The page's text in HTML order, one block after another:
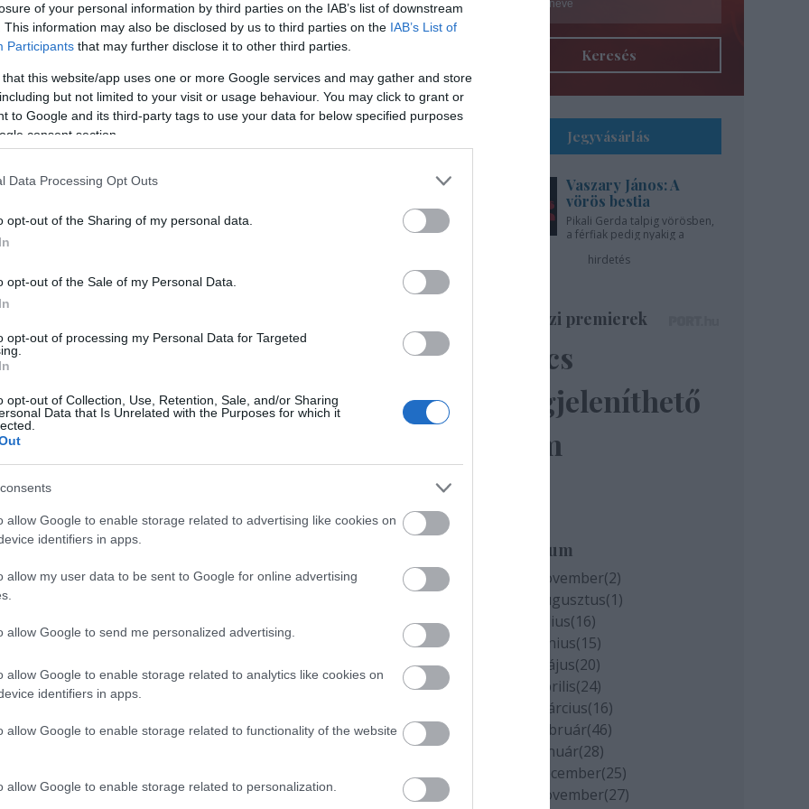
of your personal information by third parties on the IAB’s list of downstream
This information may also be disclosed by us to third parties on the IAB’s List of
Participants that may further disclose it to other third parties.
that this website/app uses one or more Google services and may gather and store
but not limited to your visit or usage behaviour. You may click to grant or
to Google and its third-party tags to use your data for below specified purposes
consent section.
Data Processing Opt Outs
opt-out of the Sharing of my personal data.
opt-out of the Sale of my Personal Data.
opt-out of processing my Personal Data for Targeted
opt-out of Collection, Use, Retention, Sale, and/or Sharing
Data that Is Unrelated with the Purposes for which it
allow Google to enable storage related to advertising like cookies on
identifiers in apps.
allow my user data to be sent to Google for online advertising
allow Google to send me personalized advertising.
allow Google to enable storage related to analytics like cookies on
identifiers in apps.
allow Google to enable storage related to functionality of the website
allow Google to enable storage related to personalization.
Sodró Eliza: "Színészként a katarzist nem
tudjuk garantálni"
„Ilyen rendkívüli és teljesen egyedi helyzettel
még nem kellett szembenéznünk.”
terjedését megakadályozó és érthető kormányzati
Őze Áron: „a színház élő műfaj, amelynek varázsa
A Bartók Kamaraszínház és Művészetek Háza
Magyarországon elsőként előleget fizet jövedelem
bevezetett korlátozások időszaka alatt.
Kovács András Péter: „Mindig átéreztem a
humoristák társadalmi felelősségvállalásának
leghatásosabban szólította meg az embereket a
András Péter karantén slágerével, amely pillanatok
Keresés
Jegyvásárlás
Vaszary János: A
vörös bestia
Pikali Gerda talpig vörösben,
a férfiak pedig nyakig a
hirdetés
Színházi premierek
Nincs
megjeleníthető
elem
Archívum
2020 november(2)
2020 augusztus(1)
2020 július(16)
2020 június(15)
2020 május(20)
2020 április(24)
2020 március(16)
2020 február(46)
2020 január(28)
2019 december(25)
2019 november(27)